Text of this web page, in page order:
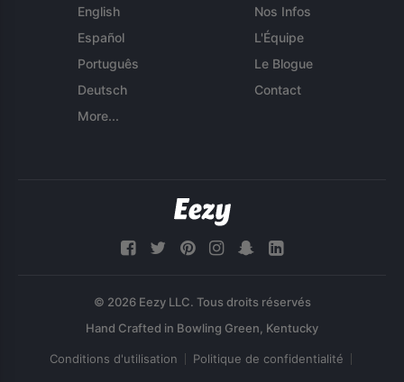
English
Español
Português
Deutsch
More...
Nos Infos
L'Équipe
Le Blogue
Contact
© 2026 Eezy LLC. Tous droits réservés
Conditions d'utilisation Politique de confidentialité